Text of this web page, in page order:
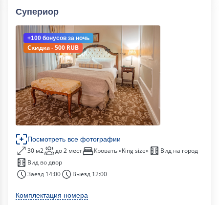
Супериор
+100 бонусов за ночь
Скидка - 500 RUB
Посмотреть все фотографии
30 м2 до 2 мест Кровать «King size»
Вид на город
Вид во двор
Заезд 14:00
Выезд 12:00
Комплектация номера